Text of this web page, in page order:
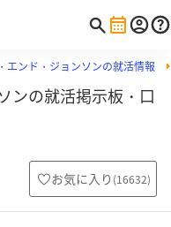
エンド・ジョンソンの就活情報
ンの就活掲示板・口
お気に入り (16632)